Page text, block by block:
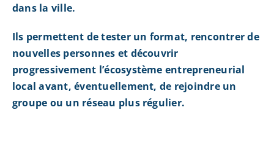
dans la ville.
Ils permettent de tester un format, rencontrer de
nouvelles personnes et découvrir
progressivement l’écosystème entrepreneurial
local avant, éventuellement, de rejoindre un
groupe ou un réseau plus régulier.